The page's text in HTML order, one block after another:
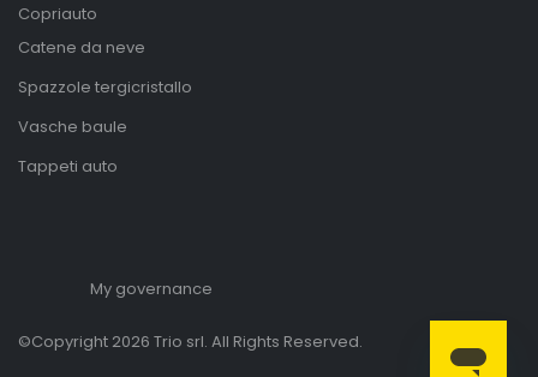
Copriauto
Catene da neve
Spazzole tergicristallo
Vasche baule
Tappeti auto
My governance
©Copyright 2026 Trio srl. All Rights Reserved.